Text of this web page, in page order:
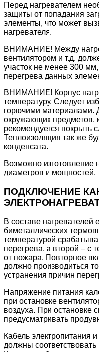
Перед нагревателем
защиты от попадания
элементы, что может
нагревателя.
ВНИМАНИЕ! Между
вентилятором и т.д.
участок не менее 300
перегрева данных
ВНИМАНИЕ! Корпус
температуру. Следует
горючими материалами.
окружающих предметов,
рекомендуется покрыть
Теплоизоляция так же
конденсата.
Возможно изготовление
диаметров и мощностей.
ПОДКЛЮЧЕНИЕ
В составе нагревателей
биметаллических
температурой
перегрева, а второй – с
от пожара. Повторное
должно производиться
устранения причин
Напряжение питания
при остановке
воздуха. При остановке
предусматривать
Кабель электропитания
должны